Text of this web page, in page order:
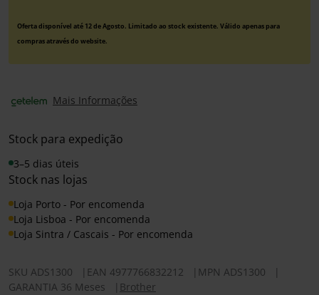
Oferta disponível até 12 de Agosto. Limitado ao stock existente. Válido apenas para
compras através do website.
Mais Informações
Stock para expedição
3–5 dias úteis
Stock nas lojas
Loja Porto - Por encomenda
Loja Lisboa - Por encomenda
Loja Sintra / Cascais - Por encomenda
SKU ADS1300 EAN 4977766832212 MPN ADS1300
GARANTIA 36 Meses
Brother